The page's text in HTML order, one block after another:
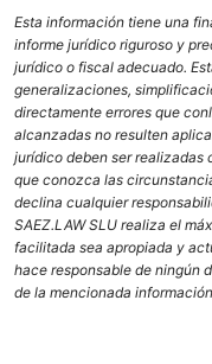
Esta información tiene una
informe jurídico riguroso y
jurídico o fiscal adecuado.
generalizaciones,
directamente errores que
alcanzadas no resulten
jurídico deben ser realizadas
que conozca las
declina cualquier
SAEZ.LAW SLU realiza el
facilitada sea apropiada y
hace responsable de ningún
de la mencionada